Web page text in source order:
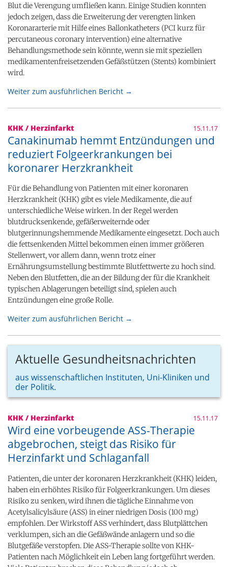
Blut die Verengung umfließen kann. Einige Studien konnten
jedoch zeigen, dass die Erweiterung der verengten linken
Koronararterie mit Hilfe eines Ballonkatheters (PCI kurz für
percutaneous coronary intervention) eine alternative
Behandlungsmethode sein könnte, wenn sie mit speziellen
medikamentenfreisetzenden Gefäßstützen (Stents) kombiniert
wird.
Weiter zum ausführlichen Bericht →
KHK / Herzinfarkt 15.11.17
Canakinumab hemmt Entzündungen und
reduziert Folgeerkrankungen bei
koronarer Herzkrankheit
Für die Behandlung von Patienten mit einer koronaren
Herzkrankheit (KHK) gibt es viele Medikamente, die auf
unterschiedliche Weise wirken. In der Regel werden
blutdrucksenkende, gefäßerweiternde oder
blutgerinnungshemmende Medikamente eingesetzt. Doch auch
die fettsenkenden Mittel bekommen einen immer größeren
Stellenwert, vor allem dann, wenn trotz einer
Ernährungsumstellung bestimmte Blutfettwerte zu hoch sind.
Neben den Blutfetten, die an der Bildung der für die Krankheit
typischen Ablagerungen beteiligt sind, spielen auch
Entzündungen eine große Rolle.
Weiter zum ausführlichen Bericht →
Aktuelle Gesundheitsnachrichten
aus wissenschaftlichen Instituten, Uni-Kliniken und
der Politik.
KHK / Herzinfarkt 15.11.17
Wird eine vorbeugende ASS-Therapie
abgebrochen, steigt das Risiko für
Herzinfarkt und Schlaganfall
Patienten, die unter der koronaren Herzkrankheit (KHK) leiden,
haben ein erhöhtes Risiko für Folgeerkrankungen. Um dieses
Risiko zu senken, wird ihnen die tägliche Einnahme von
Acetylsalicylsäure (ASS) in einer niedrigen Dosis (100 mg)
empfohlen. Der Wirkstoff ASS verhindert, dass Blutplättchen
verklumpen, sich an die Gefäßwände anlagern und so die
Blutgefäße verstopfen. Die ASS-Therapie sollte von KHK-
Patienten nach Möglichkeit ein Leben lang fortgeführt werden.